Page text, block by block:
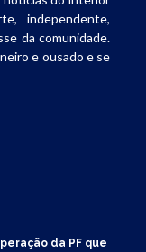
independente,
da comunidade.
e ousado e se
da PF que